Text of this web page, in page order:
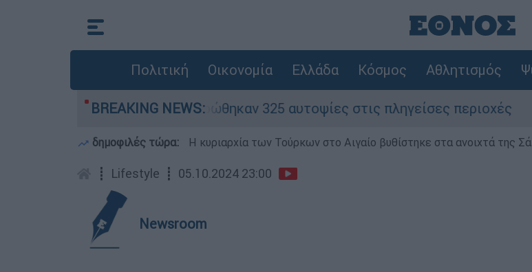
Πολιτική Οικονομία Ελλάδα Κόσμος Αθλητισμός
BREAKING NEWS:
- Ολοκληρώθηκαν 325 αυτοψίες στις πληγείσες περιοχές Η
δημοφιλές τώρα: Η κυριαρχία των Τούρκων στο Αιγαίο βυθίστηκε στα ανοιχτά της
┋ Lifestyle ┋ 05.10.2024 23:00
Newsroom